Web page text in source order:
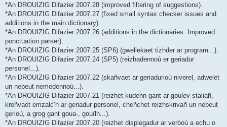
*An DROUIZIG Difazier 2007.28 (improved filtering of suggestions).
*An DROUIZIG Difazier 2007.27 (fixed small syntax checker issues and
additions in the main dictionary).
*An DROUIZIG Difazier 2007.26 (additions in the dictionaries. Improved
ponctuation parser).
*An DROUIZIG Difazier 2007.25 (SP6) (gwellekaet tizhder ar program...).
*An DROUIZIG Difazier 2007.24 (SP5) (reizhadennoù er geriadur
personel...).
*An DROUIZIG Difazier 2007.22 (skañvaet ar geriadurioù niverel, adwelet
un nebeut nemedennoù...).
*An DROUIZIG Difazier 2007.21 (reizhet kudenn gant ar goulev-staliañ,
kreñvaet emzalc’h ar geriadur personel, cheñchet reizhskrivañ un nebeut
gerioù, a grog gant goua-, gouïlh...).
*An DROUIZIG Difazier 2007.20 (reizhet displegadur ar verboù a echu o